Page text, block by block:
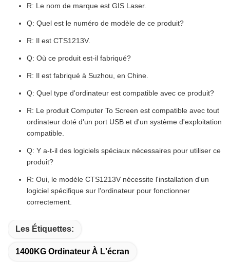
R: Le nom de marque est GIS Laser.
Q: Quel est le numéro de modèle de ce produit?
R: Il est CTS1213V.
Q: Où ce produit est-il fabriqué?
R: Il est fabriqué à Suzhou, en Chine.
Q: Quel type d'ordinateur est compatible avec ce produit?
R: Le produit Computer To Screen est compatible avec tout
ordinateur doté d'un port USB et d'un système d'exploitation
compatible.
Q: Y a-t-il des logiciels spéciaux nécessaires pour utiliser ce
produit?
R: Oui, le modèle CTS1213V nécessite l'installation d'un
logiciel spécifique sur l'ordinateur pour fonctionner
correctement.
Les Étiquettes:
1400KG Ordinateur À L'écran